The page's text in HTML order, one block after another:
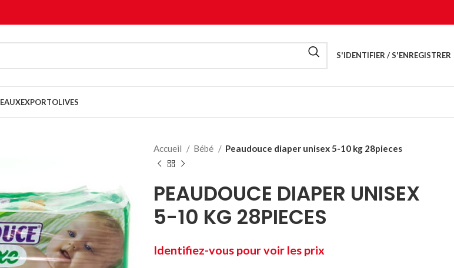
S'IDENTIFIER / S'ENREGISTRER
EAUXEXPORTOLIVES
Accueil Bébé Peaudouce diaper unisex 5-10 kg 28pieces
PEAUDOUCE DIAPER UNISEX
5-10 KG 28PIECES